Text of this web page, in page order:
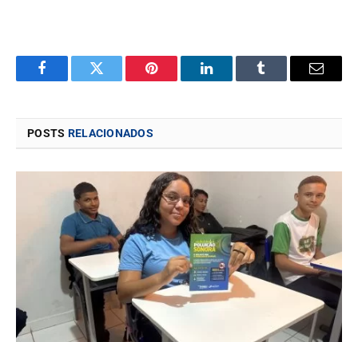
FacebookTwitter Pinterest LinkedInTumblr Email
POSTS RELACIONADOS